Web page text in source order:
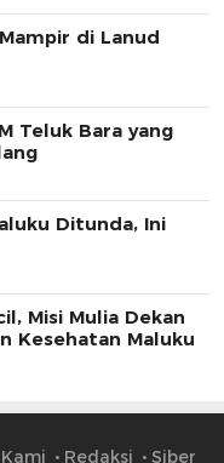
di Lanud
Teluk Bara yang
Ditunda, Ini
Misi Mulia Dekan
Kesehatan Maluku
Redaksi Siber